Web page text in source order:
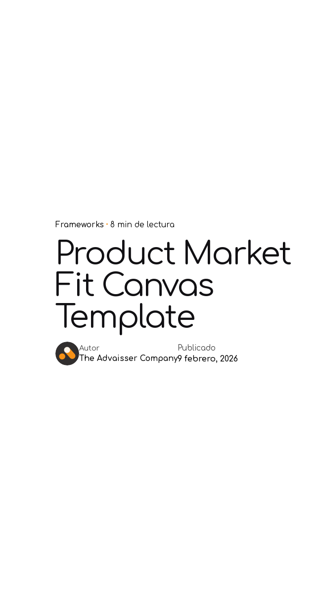
Frameworks 8 min de lectura
Product Market
Fit Canvas
Template
Autor
The Advaisser Company
Publicado
9 febrero, 2026